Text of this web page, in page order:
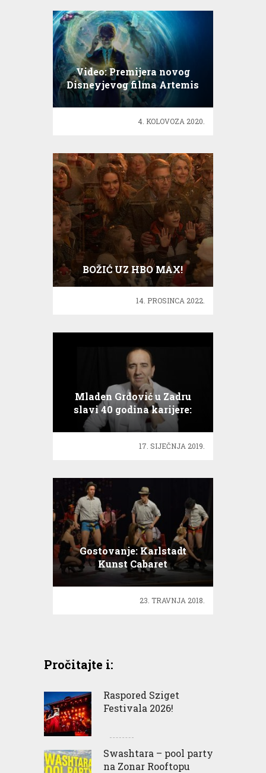
Video: Premijera novog
Disneyjevog filma Artemis
Fowl
4. KOLOVOZA 2020.
BOŽIĆ UZ HBO MAX!
14. PROSINCA 2022.
Mladen Grdović u Zadru
slavi 40 godina karijere:
Nije u šoldima sve
17. SIJEČNJA 2019.
Gostovanje: Karlstadt
Kunst Cabaret
23. TRAVNJA 2018.
Pročitajte i:
Raspored Sziget
Festivala 2026!
Swashtara – pool party
na Zonar Rooftopu